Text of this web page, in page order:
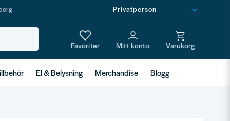
El & Belysning Merchandise Blogg